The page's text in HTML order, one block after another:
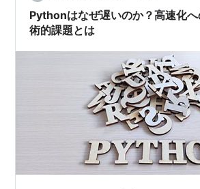
Pythonはなぜ遅いのか？高速化
術的課題とは